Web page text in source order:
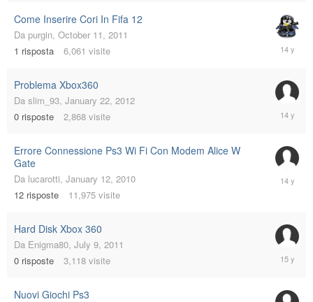
Come Inserire Cori In Fifa 12
Da purgin, October 11, 2011
1 risposta 6,061 visite
April
19,
Problema Xbox360
Da slim_93, January 22, 2012
0 risposte 2,868 visite
January
22,
Errore Connessione Ps3 Wi Fi Con Modem Alice W
Gate
Da lucarotti, January 12, 2010
12 risposte 11,975 visite
August
26,
Hard Disk Xbox 360
Da Enigma80, July 9, 2011
0 risposte 3,118 visite
July
9,
Nuovi Giochi Ps3